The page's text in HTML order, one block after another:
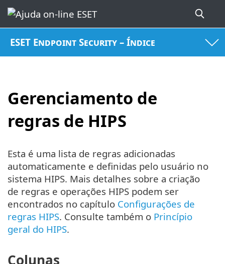
ESET Endpoint Security – Índice
Gerenciamento de
regras de HIPS
Esta é uma lista de regras adicionadas
automaticamente e definidas pelo usuário no
sistema HIPS. Mais detalhes sobre a criação
de regras e operações HIPS podem ser
encontrados no capítulo Configurações de
regras HIPS. Consulte também o Princípio
geral do HIPS.
Colunas